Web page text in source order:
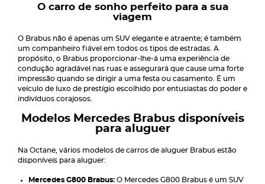
O carro de sonho perfeito para a sua
viagem
O Brabus não é apenas um SUV elegante e atraente; é também
um companheiro fiável em todos os tipos de estradas. A
propósito, o Brabus proporcionar-lhe-á uma experiência de
condução agradável nas ruas e assegurará que cause uma forte
impressão quando se dirigir a uma festa ou casamento. É um
veículo de luxo de prestígio escolhido por entusiastas do poder e
indivíduos corajosos.
Modelos Mercedes Brabus disponíveis
para aluguer
Na Octane, vários modelos de carros de aluguer Brabus estão
disponíveis para aluguer:
Mercedes G800 Brabus: O Mercedes G800 Brabus é um SUV